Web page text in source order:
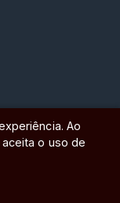
Ao
o uso de